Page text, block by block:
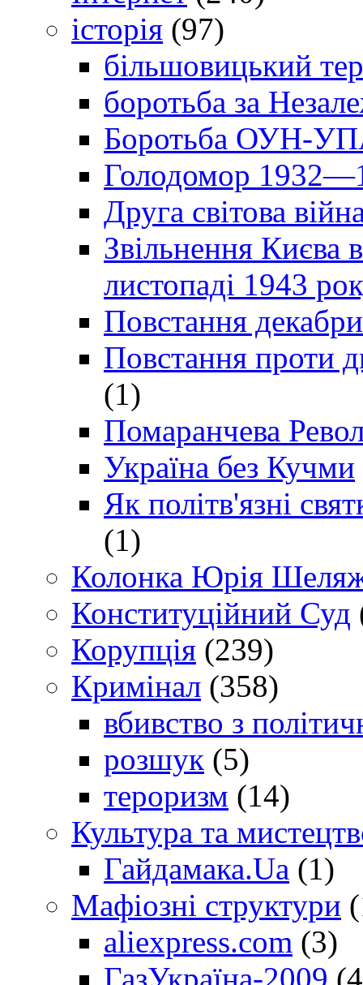
історія (97)
більшовицький
боротьба за
Боротьба ОУН-УПА
Голодомор
Друга світова
Звільнення Києва
листопаді 1943
Повстання
Повстання проти
(1)
Помаранчева
Україна без Кучми
Як політв'язні
(1)
Колонка Юрія
Конституційний Суд
Корупція (239)
Кримінал (358)
вбивство з
розшук (5)
тероризм (14)
Культура та
Гайдамака.Ua (1)
Мафіозні структури
aliexpress.com (3)
ГазУкраїна-2009